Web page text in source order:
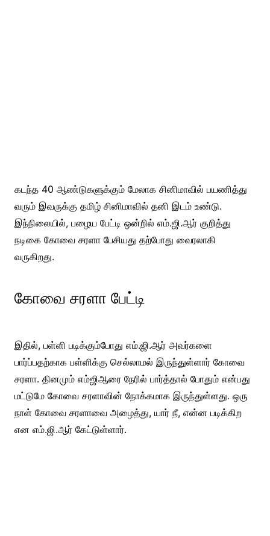
கடந்த 40 ஆண்டுகளுக்கும் மேலாக சினிமாவில் பயணித்து
வரும் இவருக்கு தமிழ் சினிமாவில் தனி இடம் உண்டு.
இந்நிலையில், பழைய பேட்டி ஒன்றில் எம்.ஜி.ஆர் குறித்து
நடிகை கோவை சரளா பேசியது தற்போது வைரலாகி
வருகிறது.
கோவை சரளா பேட்டி
இதில், பள்ளி படிக்கும்போது எம்.ஜி.ஆர் அவர்களை
பார்ப்பதற்காக பள்ளிக்கு செல்லாமல் இருந்துள்ளார் கோவை
சரளா. தினமும் எம்ஜிஆரை நேரில் பார்த்தால் போதும் என்பது
மட்டுமே கோவை சரளாவின் நோக்கமாக இருந்துள்ளது. ஒரு
நாள் கோவை சரளாவை அழைத்து, யார் நீ, என்ன படிக்கிற
என எம்.ஜி.ஆர் கேட்டுள்ளார்.